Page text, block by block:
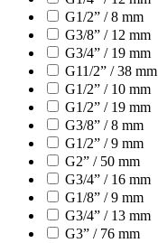
G1/2” / 8 mm
G3/8” / 12 mm
G3/4” / 19 mm
G11/2” / 38 mm
G1/2” / 10 mm
G1/2” / 19 mm
G3/8” / 8 mm
G1/2” / 9 mm
G2” / 50 mm
G3/4” / 16 mm
G1/8” / 9 mm
G3/4” / 13 mm
G3” / 76 mm